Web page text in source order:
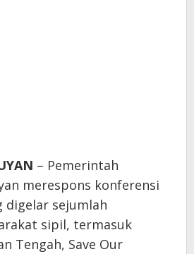
– Pemerintah
merespons konferensi
digelar sejumlah
sipil, termasuk
Tengah, Save Our